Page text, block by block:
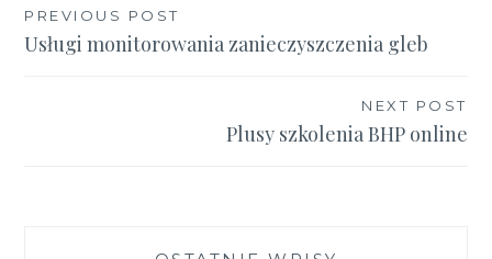
Nawigacja
wpisu
PREVIOUS POST
Usługi monitorowania zanieczyszczenia gleb
NEXT POST
Plusy szkolenia BHP online